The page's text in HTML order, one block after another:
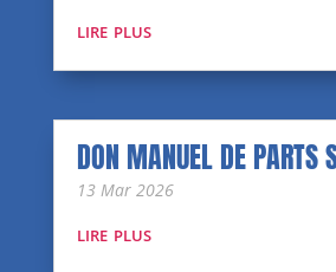
lire plus
DON MANUEL DE PARTS
13 Mar 2026
lire plus